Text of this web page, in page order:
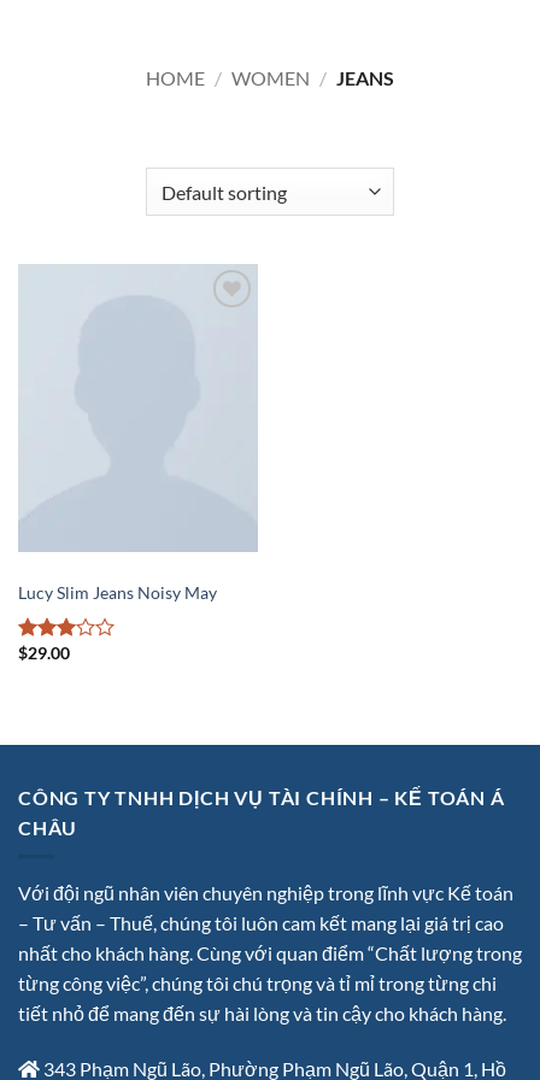
HOME / WOMEN / JEANS
Lucy Slim Jeans Noisy May
Rated
$29.00
CÔNG TY TNHH DỊCH VỤ TÀI CHÍNH – KẾ TOÁN Á
CHÂU
Với đội ngũ nhân viên chuyên nghiệp trong lĩnh vực Kế toán
– Tư vấn – Thuế, chúng tôi luôn cam kết mang lại giá trị cao
nhất cho khách hàng. Cùng với quan điểm “Chất lượng trong
từng công việc”, chúng tôi chú trọng và tỉ mỉ trong từng chi
tiết nhỏ để mang đến sự hài lòng và tin cậy cho khách hàng.
343 Phạm Ngũ Lão, Phường Phạm Ngũ Lão, Quận 1, Hồ